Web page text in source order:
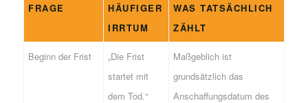
FRAGE
HÄUFIGER
IRRTUM
WAS TATSÄCHLICH
ZÄHLT
Beginn der Frist
„Die Frist
startet mit
dem Tod.“
Maßgeblich ist
grundsätzlich das
Anschaffungsdatum des